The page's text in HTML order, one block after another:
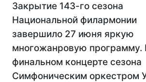
Закрытие 143-го сезона
Национальной филармонии
завершило 27 июня яркую
многожанровую программу.
финальном концерте сезона
Симфоническим оркестром